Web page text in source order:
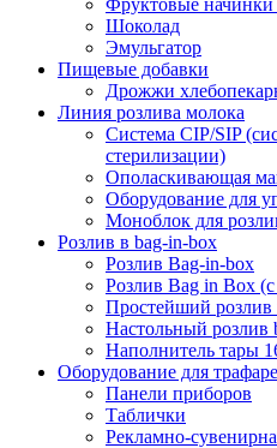
Фруктовые начинки
Шоколад
Эмульгатор
Пищевые добавки
Дрожжи
Линия розлива молока
Система CIP/SIP
стерилизации)
Ополаскивающая
Оборудование для
Моноблок для
Розлив в bag-in-box
Розлив Bag-in-box
Розлив Bag in Box
Простейший розлив
Настольный розлив
Наполнитель тары
Оборудование для
Панели приборов
Таблички
Рекламно-